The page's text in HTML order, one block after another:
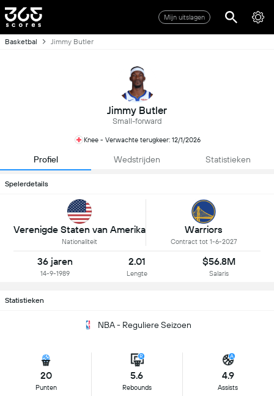
Mijn uitslagen
Basketbal Jimmy Butler
Jimmy Butler
Small-forward
Knee - Verwachte terugkeer: 12/1/2026
Profiel Wedstrijden Statistieken
Spelerdetails
Verenigde Staten van Amerika
Nationaliteit
Warriors
Contract tot 1-6-2027
36 jaren
14-9-1989
2.01
Lengte
$56.8M
Salaris
Statistieken
NBA - Reguliere Seizoen
20
Punten
5.6
Rebounds
4.9
Assists